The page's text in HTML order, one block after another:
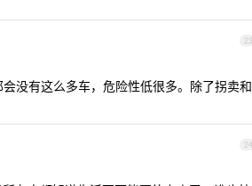
23
没有这么多车，危险性低很多。除了拐卖和
24